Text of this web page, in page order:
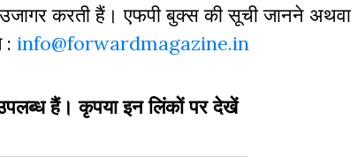
करती हैं। एफपी बुक्‍स की सूची जानने अथवा
: info@forwardmagazine.in
हैं। कृपया इन लिंकों पर देखें